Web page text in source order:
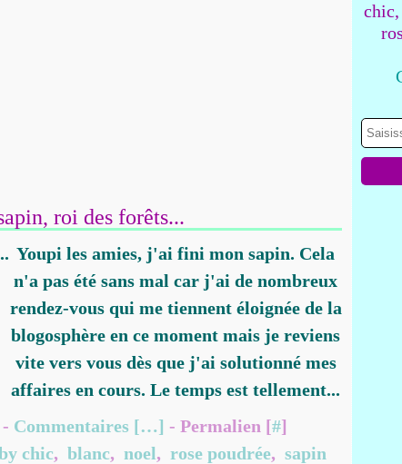
roi des forêts...
Youpi les amies, j'ai fini mon sapin. Cela
n'a pas été sans mal car j'ai de nombreux
rendez-vous qui me tiennent éloignée de la
blogosphère en ce moment mais je reviens
vite vers vous dès que j'ai solutionné mes
affaires en cours. Le temps est tellement...
Commentaires […] - Permalien [#]
chic, blanc, noel, rose poudrée, sapin